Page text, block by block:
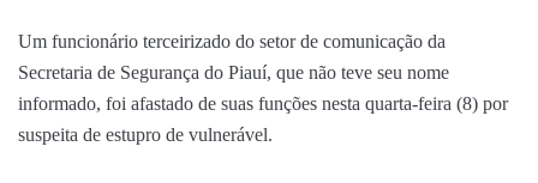
Um funcionário terceirizado do setor de comunicação da
Secretaria de Segurança do Piauí, que não teve seu nome
informado, foi afastado de suas funções nesta quarta-feira (8) por
suspeita de estupro de vulnerável.